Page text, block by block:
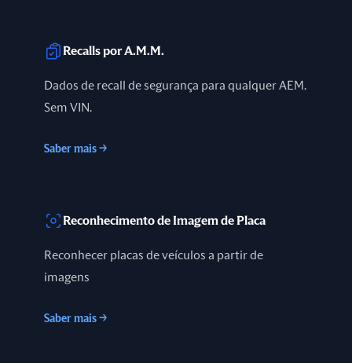
Recalls por A.M.M.
Dados de recall de segurança para qualquer AEM.
Sem VIN.
Saber mais →
Reconhecimento de Imagem de Placa
Reconhecer placas de veículos a partir de
imagens
Saber mais →